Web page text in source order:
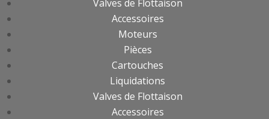
Valves de Flottaison
Accessoires
Moteurs
Pièces
Cartouches
Liquidations
Valves de Flottaison
Accessoires